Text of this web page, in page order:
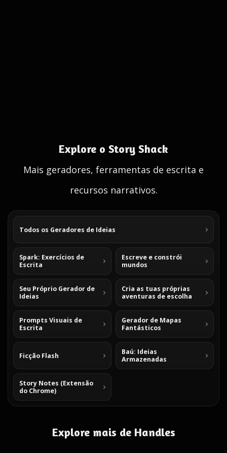
Explore o Story Shack
Mais geradores, ferramentas de escrita e
recursos narrativos.
Todos os Geradores de Ideias
Spark: Exercícios de
Escrita
Escreve e constrói
mundos
Seu Próprio Gerador de
Ideias
Cria as tuas próprias
aventuras de escolha
Prompts Visuais de
Escrita
Gerador de Mapas
Fantásticos
Ficção Flash
Baú: Ideias
Armazenadas
Story Notes (Extensão
do Chrome)
Explore mais de Handles